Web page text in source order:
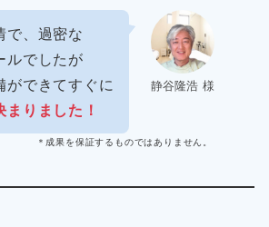
静谷隆浩 様
で、過密な
ルでしたが
ができてすぐに
まりました！
するものではありません。